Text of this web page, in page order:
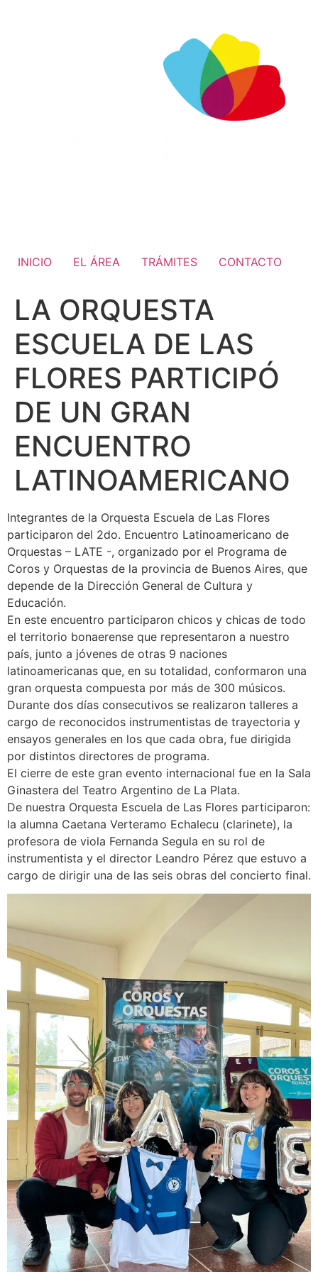
INICIO EL ÁREA TRÁMITES CONTACTO
LA ORQUESTA
ESCUELA DE LAS
FLORES PARTICIPÓ
DE UN GRAN
ENCUENTRO
LATINOAMERICANO
Integrantes de la Orquesta Escuela de Las Flores
participaron del 2do. Encuentro Latinoamericano de
Orquestas – LATE -, organizado por el Programa de
Coros y Orquestas de la provincia de Buenos Aires, que
depende de la Dirección General de Cultura y
Educación.
En este encuentro participaron chicos y chicas de todo
el territorio bonaerense que representaron a nuestro
país, junto a jóvenes de otras 9 naciones
latinoamericanas que, en su totalidad, conformaron una
gran orquesta compuesta por más de 300 músicos.
Durante dos días consecutivos se realizaron talleres a
cargo de reconocidos instrumentistas de trayectoria y
ensayos generales en los que cada obra, fue dirigida
por distintos directores de programa.
El cierre de este gran evento internacional fue en la Sala
Ginastera del Teatro Argentino de La Plata.
De nuestra Orquesta Escuela de Las Flores participaron:
la alumna Caetana Verteramo Echalecu (clarinete), la
profesora de viola Fernanda Segula en su rol de
instrumentista y el director Leandro Pérez que estuvo a
cargo de dirigir una de las seis obras del concierto final.